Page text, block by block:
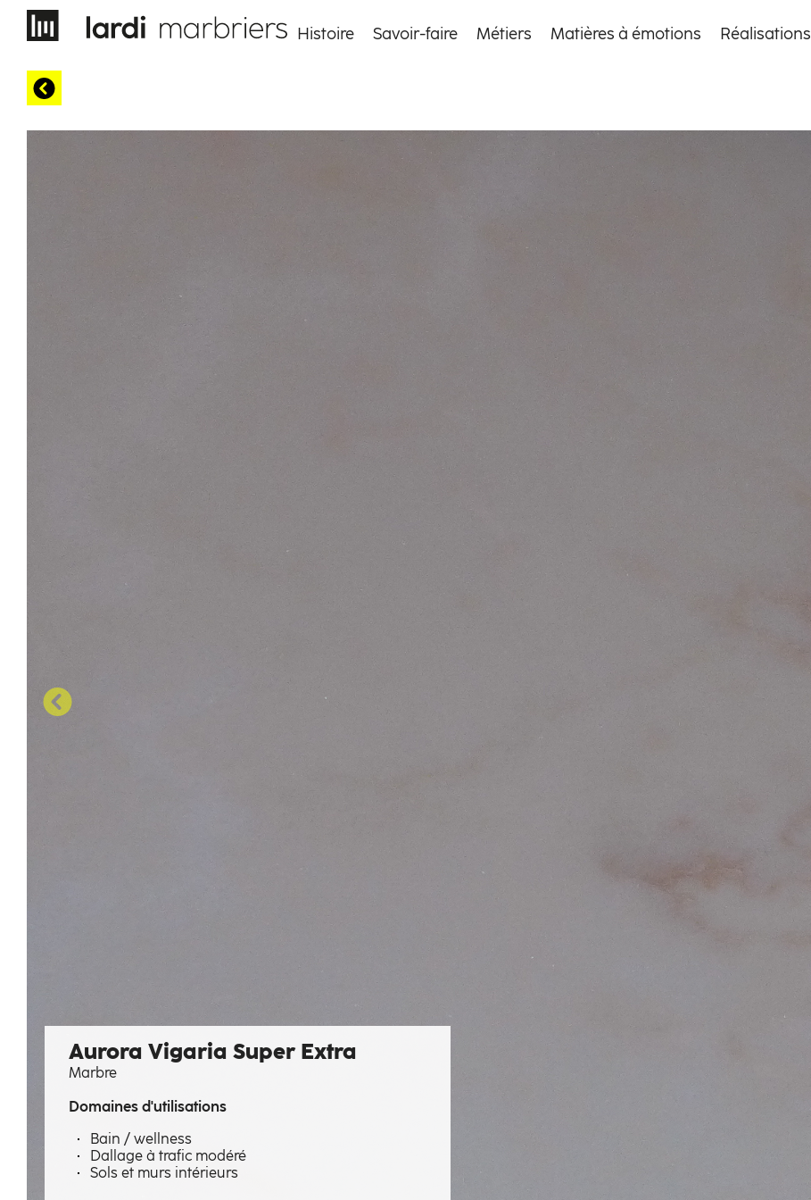
Histoire Savoir-faire Métiers Matières à émotions Réalisations
Aurora Vigaria Super Extra
Marbre
Domaines d'utilisations
Bain / wellness
Dallage à trafic modéré
Sols et murs intérieurs